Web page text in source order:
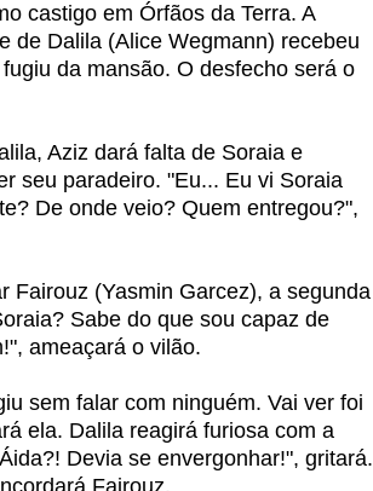
castigo em Órfãos da Terra. A
de Dalila (Alice Wegmann) recebeu
da mansão. O desfecho será o
Aziz dará falta de Soraia e
seu paradeiro. "Eu... Eu vi Soraia
De onde veio? Quem entregou?",
Fairouz (Yasmin Garcez), a segunda
Sabe do que sou capaz de
ameaçará o vilão.
sem falar com ninguém. Vai ver foi
ela. Dalila reagirá furiosa com a
Devia se envergonhar!", gritará.
Fairouz.